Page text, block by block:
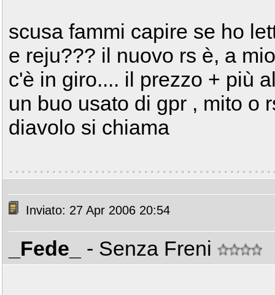
scusa fammi capire se ho
e reju??? il nuovo rs è, a
c'è in giro.... il prezzo + più
un buo usato di gpr , mito o
diavolo si chiama
Inviato: 27 Apr 2006 20:54
_Fede_ - Senza Freni